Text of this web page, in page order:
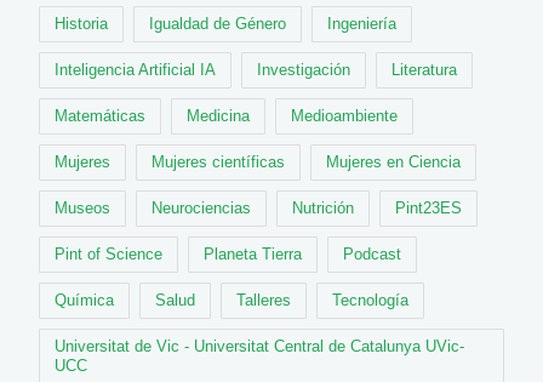
Historia Igualdad de Género Ingeniería
Inteligencia Artificial IA Investigación Literatura
Matemáticas Medicina Medioambiente
Mujeres Mujeres científicas Mujeres en Ciencia
Museos Neurociencias Nutrición Pint23ES
Pint of Science Planeta Tierra Podcast
Química Salud Talleres Tecnología
Universitat de Vic - Universitat Central de Catalunya UVic-
UCC